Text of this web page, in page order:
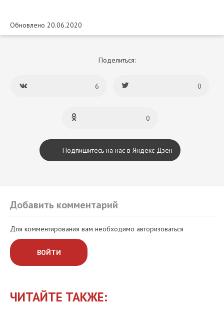
Обновлено 20.06.2020
Поделиться:
6 0
0
Подпишитесь на нас в Яндекс Дзен
Добавить комментарий
Для комментирования вам необходимо авторизоваться
ВОЙТИ
ЧИТАЙТЕ ТАКЖЕ: